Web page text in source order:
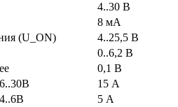
4..30 В
8 мА
(U_ON)
4..25,5 В
0..6,2 В
0,1 В
15 А
5 А